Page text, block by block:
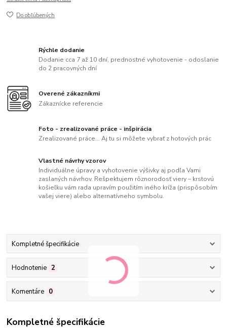
Do obľúbených
Rýchle dodanie
Dodanie cca 7 až 10 dní, prednostné vyhotovenie - odoslanie
do 2 pracovných dní
Overené zákazníkmi
Zákaznícke referencie
Foto - zrealizované práce - inšpirácia
Zrealizované práce... Aj tu si môžete vybrať z hotových prác
Vlastné návrhy vzorov
Individuálne úpravy a vyhotovenie výšivky aj podľa Vami
zaslaných návrhov. Rešpektujem rôznorodosť viery – krstovú
košieľku vám rada upravím použitím iného kríža (prispôsobím
vašej viere) alebo alternatívneho symbolu.
Kompletné špecifikácie
Hodnotenie 2
Komentáre 0
Kompletné špecifikácie